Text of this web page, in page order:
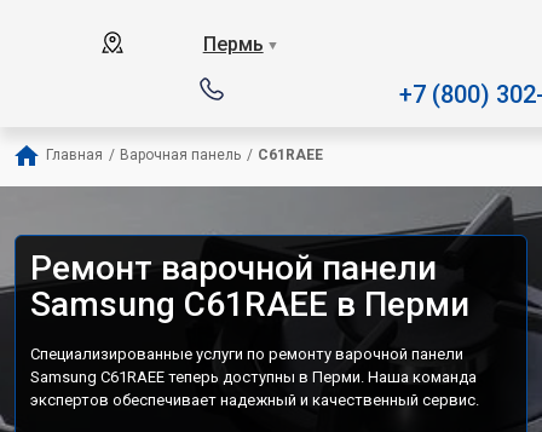
Пермь ▼
+7 (800)
Главная / Варочная панель / C61RAEE
Ремонт варочной панели
Samsung C61RAEE в Перми
Специализированные услуги по ремонту варочной панели
Samsung C61RAEE теперь доступны в Перми. Наша команда
экспертов обеспечивает надежный и качественный сервис.